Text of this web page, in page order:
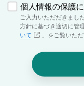
個人情報の保護
ご入力いただだきまし
方針に基づき適切に管
いて
」をご覧いた